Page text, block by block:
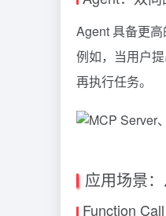
Agent 具备更
例如，当用户
再执行任务。
应用场景
Function